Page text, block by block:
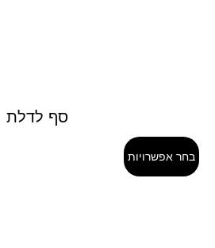
סף לדלת
בחר אפשרויות